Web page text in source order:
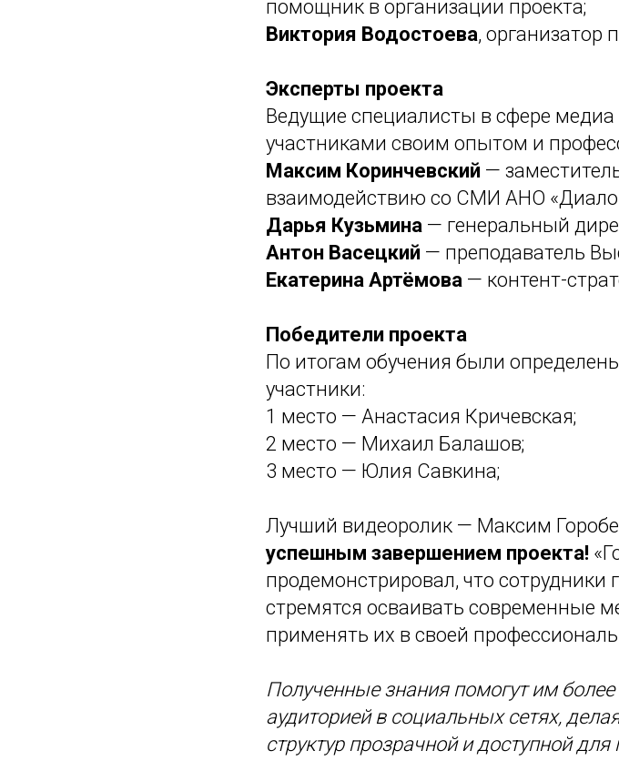
помощник в организации проекта;
Виктория Водостоева, организатор
Эксперты проекта
Ведущие специалисты в сфере
участниками своим опытом и
Максим Коринчевский —
взаимодействию со СМИ АНО
Дарья Кузьмина — генеральный
Антон Васецкий — преподаватель
Екатерина Артёмова — контент-
Победители проекта
По итогам обучения были
участники:
1 место — Анастасия Кричевская;
2 место — Михаил Балашов;
3 место — Юлия Савкина;
Лучший видеоролик — Максим
успешным завершением проекта!
продемонстрировал, что сотрудники
стремятся осваивать современные
применять их в своей
Полученные знания помогут им
аудиторией в социальных сетях,
структур прозрачной и доступной